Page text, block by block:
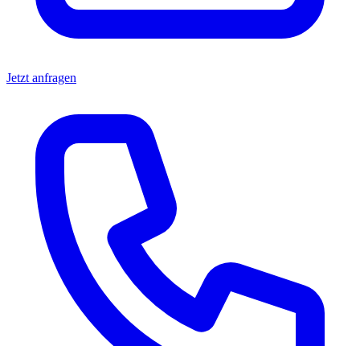
Jetzt anfragen